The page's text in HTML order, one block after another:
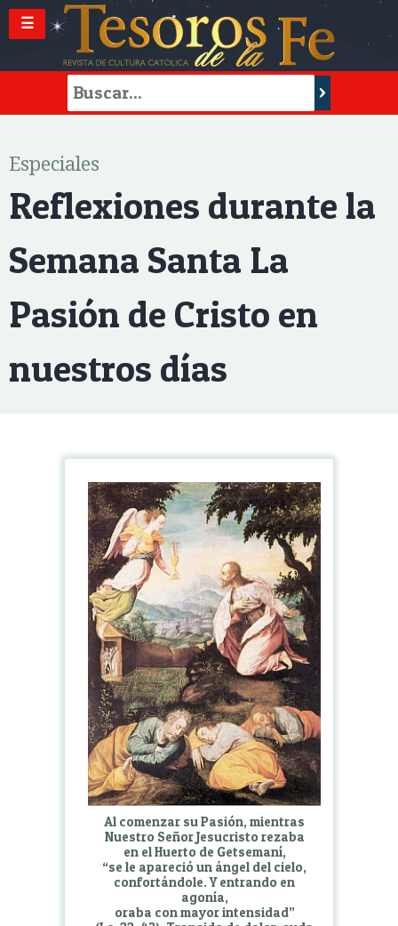
☰
Especiales
Reflexiones durante la
Semana Santa La
Pasión de Cristo en
nuestros días
Al comenzar su Pasión, mientras
Nuestro Señor Jesucristo rezaba
en el Huerto de Getsemaní,
“se le apareció un ángel del cielo,
confortándole. Y entrando en
agonía,
oraba con mayor intensidad”